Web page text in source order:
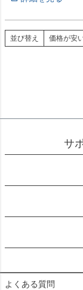
並び替え 価格が安
サ
よくある質問